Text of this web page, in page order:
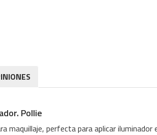
Pollie
maquillaje, perfecta para aplicar iluminador